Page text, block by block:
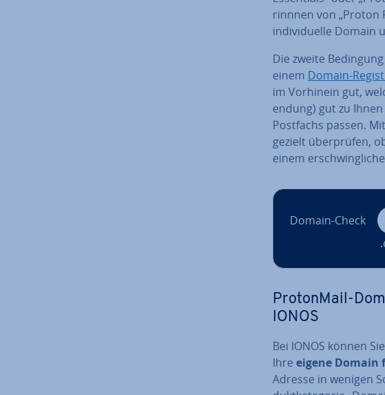
rinn­nen von „Proton
in­di­vi­du­el­le Domain
Die zweite
einem Domain-
im Vorhinein gut,
endung) gut zu
Postfachs passen.
gezielt über­prü­fen,
einem
Domain-Check
Pro­ton­Mail-
IONOS
Bei IONOS können
Ihre eigene Domain
Adresse in wenigen